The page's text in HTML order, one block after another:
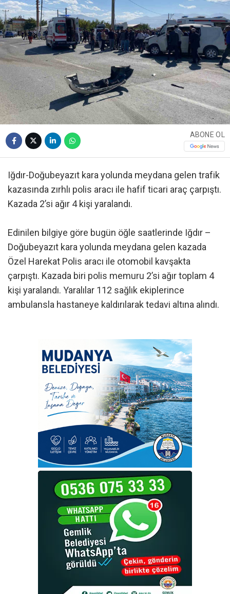
ABONE OL
Iğdır-Doğubeyazıt kara yolunda meydana gelen trafik
kazasında zırhlı polis aracı ile hafif ticari araç çarpıştı.
Kazada 2’si ağır 4 kişi yaralandı.
Edinilen bilgiye göre bugün öğle saatlerinde Iğdır –
Doğubeyazıt kara yolunda meydana gelen kazada
Özel Harekat Polis aracı ile otomobil kavşakta
çarpıştı. Kazada biri polis memuru 2’si ağır toplam 4
kişi yaralandı. Yaralılar 112 sağlık ekiplerince
ambulansla hastaneye kaldırılarak tedavi altına alındı.